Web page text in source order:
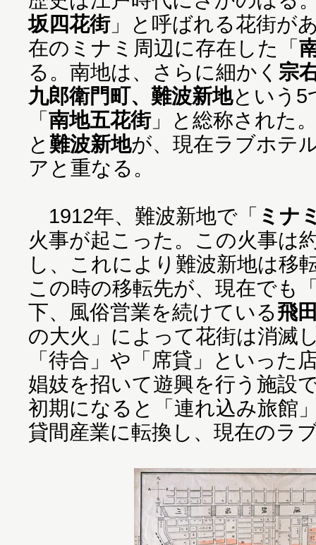
坂四花街」と呼ばれる花街が
在のミナミ周辺に存在した「
る。南地は、さらに細かく 宗
九郎衛門町、難波新地という5
「南地五花街」と総称された
と 難波新地が、現在ラブホテ
アと重なる。
1912年、難波新地で「 ミナ
火事が起こった。この火事は
し、これにより難波新地は移
この時の移転先が、現在でも
下、風俗営業を続けている飛
の大火」によって花街は消滅
「待合」や「席貸」といった
娼妓を招いて遊興を行う施設
初期になると「連れ込み旅館
貸間産業に転換し、現在のラ